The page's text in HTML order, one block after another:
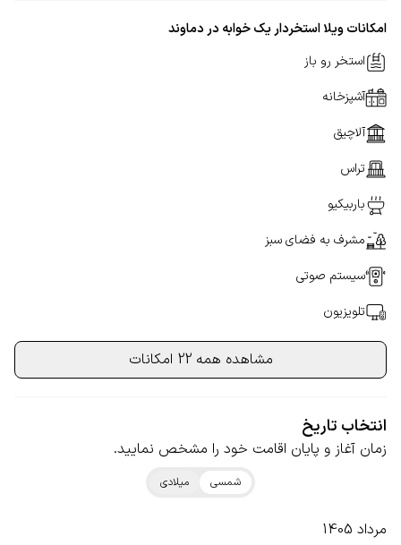
امکانات ویلا استخردار یک خوابه در دماوند
استخر رو باز
آشپزخانه
آلاچیق
تراس
باربیکیو
مشرف به فضای سبز
سیستم صوتی
تلویزیون
مشاهده همه 22 امکانات
انتخاب تاریخ
زمان آغاز و پایان اقامت خود را مشخص نمایید.
شمسی میلادی
مرداد 1405